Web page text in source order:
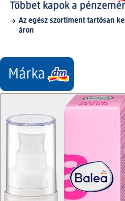
Többet kapok a
Az egész szortiment tartósan
áron